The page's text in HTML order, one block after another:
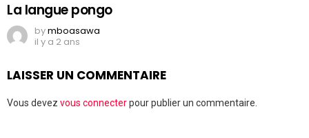
La langue pongo
bymboasawa
il y a 2 ans
LAISSER UN COMMENTAIRE
Vous devez vous connecterpour publier un commentaire.